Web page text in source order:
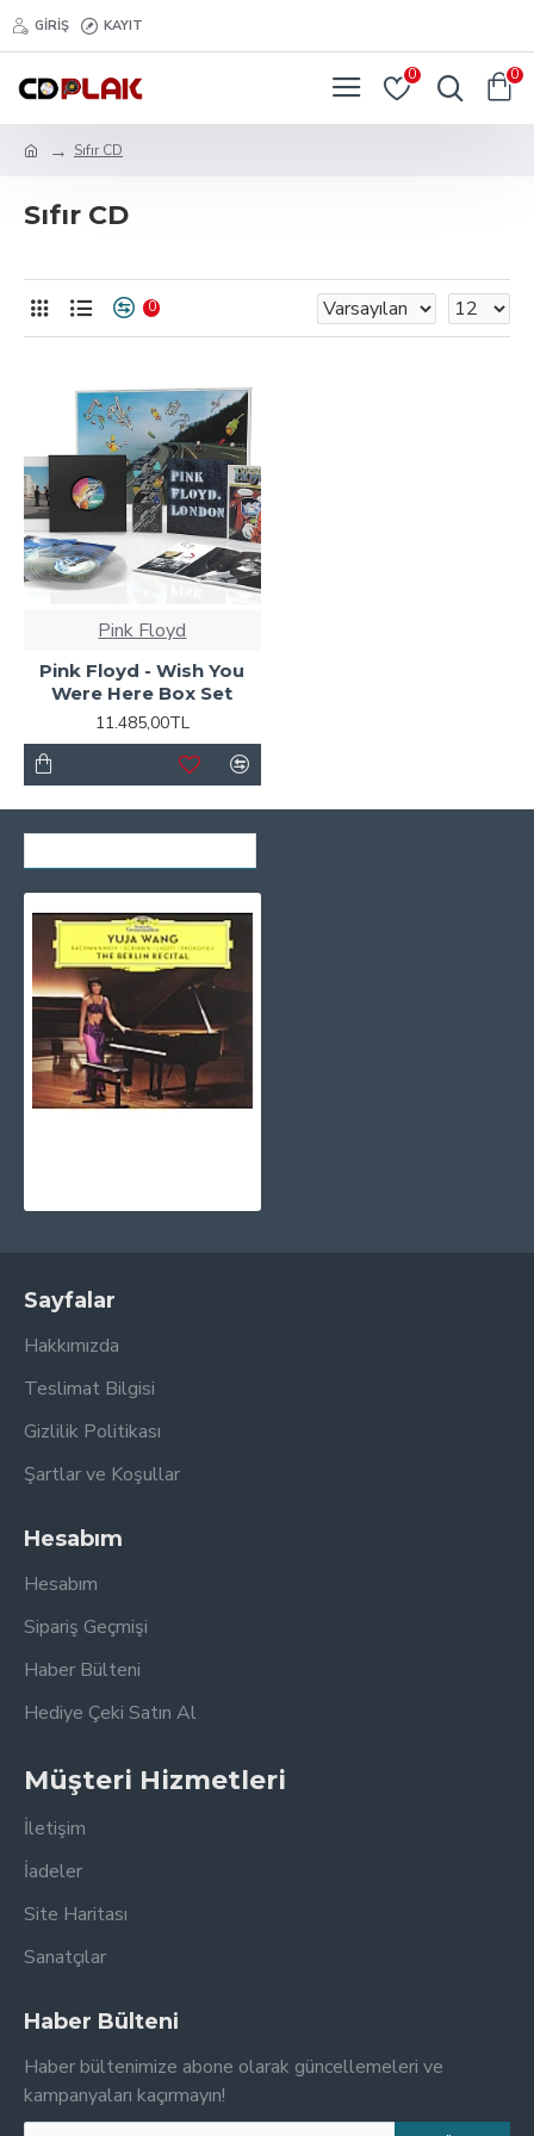
GIRIŞ KAYIT
0 0
Sıfır CD
Sıfır CD
0
Pink Floyd
Pink Floyd - Wish You
Were Here Box Set
11.485,00TL
Sayfalar
Hakkımızda
Teslimat Bilgisi
Gizlilik Politikası
Şartlar ve Koşullar
Hesabım
Hesabım
Sipariş Geçmişi
Haber Bülteni
Hediye Çeki Satın Al
Müşteri Hizmetleri
İletişim
İadeler
Site Haritası
Sanatçılar
Haber Bülteni
Haber bültenimize abone olarak güncellemeleri ve
kampanyaları kaçırmayın!